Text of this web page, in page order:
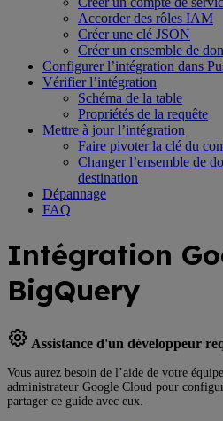
Accorder des rôles IAM
Créer une clé JSON
Créer un ensemble de
Configurer l’intégration dans
Vérifier l’intégration
Schéma de la table
Propriétés de la requête
Mettre à jour l’intégration
Faire pivoter la clé du
Changer l’ensemble de
destination
Dépannage
FAQ
Intégration
BigQuery
Assistance d'un développeur
Vous aurez besoin de l’aide de votre
administrateur Google Cloud pour
partager ce guide avec eux.